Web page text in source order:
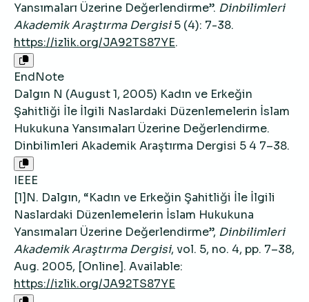
Yansımaları Üzerine Değerlendirme”. Dinbilimleri
Akademik Araştırma Dergisi5 (4): 7-38.
https://izlik.org/JA92TS87YE.
EndNote
Dalgın N (August 1, 2005) Kadın ve Erkeğin
Şahitliği İle İlgili Naslardaki Düzenlemelerin İslam
Hukukuna Yansımaları Üzerine Değerlendirme.
Dinbilimleri Akademik Araştırma Dergisi 5 4 7–38.
IEEE
[1]N. Dalgın, “Kadın ve Erkeğin Şahitliği İle İlgili
Naslardaki Düzenlemelerin İslam Hukukuna
Yansımaları Üzerine Değerlendirme”, Dinbilimleri
Akademik Araştırma Dergisi, vol. 5, no. 4, pp. 7–38,
Aug. 2005, [Online]. Available:
https://izlik.org/JA92TS87YE